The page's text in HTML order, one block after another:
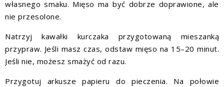
własnego smaku. Mięso ma być dobrze doprawione, ale
nie przesolone.
Natrzyj kawałki kurczaka przygotowaną mieszanką
przypraw. Jeśli masz czas, odstaw mięso na 15–20 minut.
Jeśli nie, możesz smażyć od razu.
Przygotuj arkusze papieru do pieczenia. Na połowie